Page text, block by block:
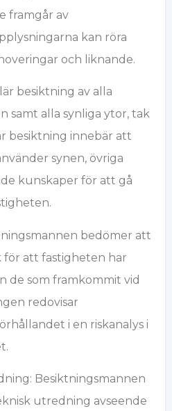
framgår av
kan röra
och liknande.
besiktning av alla
samt alla synliga ytor, tak
besiktning innebär att
synen, övriga
kunskaper för att gå
bedömer att
för att fastigheten har
de som framkommit vid
redovisar
i en riskanalys i
Besiktningsmannen
utredning avseende